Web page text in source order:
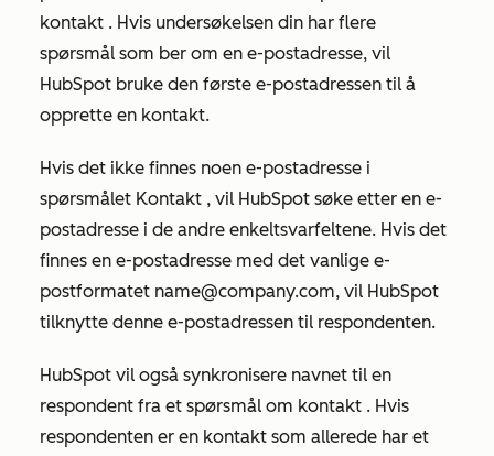
kontakt . Hvis undersøkelsen din har flere
spørsmål som ber om en e-postadresse, vil
HubSpot bruke den første e-postadressen til å
opprette en kontakt.
Hvis det ikke finnes noen e-postadresse i
spørsmålet Kontakt , vil HubSpot søke etter en e-
postadresse i de andre enkeltsvarfeltene. Hvis det
finnes en e-postadresse med det vanlige e-
postformatet name@company.com, vil HubSpot
tilknytte denne e-postadressen til respondenten.
HubSpot vil også synkronisere navnet til en
respondent fra et spørsmål om kontakt . Hvis
respondenten er en kontakt som allerede har et